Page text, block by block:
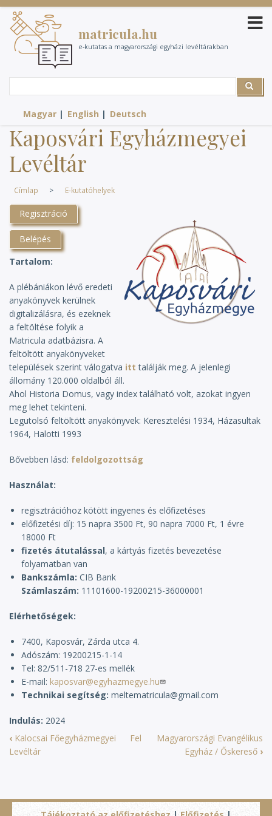
Ugrás
tartalomra
matricula.hu
e-kutatas a magyarországi egyházi levéltárakban
Search
Magyar English Deutsch
Kaposvári Egyházmegyei
Levéltár
Címlap E-kutatóhelyek
Regisztráció
Belépés
Tartalom
A plébániákon lévő eredeti
anyakönyvek kerülnek
digitalizálásra, és ezeknek
a feltöltése folyik a
Matricula adatbázisra. A
feltöltött anyakönyveket
települések szerint válogatva itt találják meg. A jelenlegi
állomány 120.000 oldalból áll.
Ahol Historia Domus, vagy index található volt, azokat ingyen
meg lehet tekinteni.
Legutolsó feltöltött anyakönyvek: Keresztelési 1934, Házasultak
1964, Halotti 1993
Bővebben lásd: feldolgozottság
Használat
regisztrációhoz kötött ingyenes és előfizetéses
előfizetési díj: 15 napra 3500 Ft, 90 napra 7000 Ft, 1 évre
18000 Ft
fizetés átutalással, a kártyás fizetés bevezetése
folyamatban van
Bankszámla: CIB Bank
Számlaszám: 11101600-19200215-36000001
Elérhetőségek:
7400, Kaposvár, Zárda utca 4.
Adószám: 19200215-1-14
Tel: 82/511-718 27-es mellék
E-mail: kaposvar@egyhazmegye.hu
Technikai segítség: meltematricula@gmail.com
Indulás 2024
‹ Kalocsai Főegyházmegyei
Levéltár
Fel
Magyarországi Evangélikus
Egyház / Őskereső ›